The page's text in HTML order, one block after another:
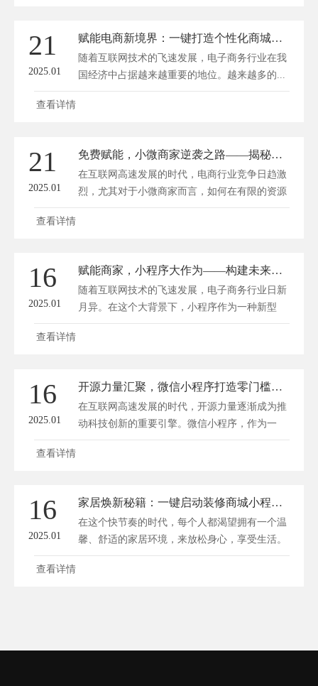
21
2025.01
赋能电商新境界：一键打造个性化商城小程序的秘密
随着互联网技术的飞速发展，电子商务行业在我
国经济中占据越来越重要的地位。越来越多的...
查看详情
21
2025.01
免费赋能，小微商家逆袭之路——揭秘零成本微商城小程序搭建秘籍
在互联网高速发展的时代，电商行业竞争日趋激
烈，尤其对于小微商家而言，如何在有限的资源
下...
查看详情
16
2025.01
赋能商家，小程序大作为——构建未来商城的迷你巨头
随着互联网技术的飞速发展，电子商务行业日新
月异。在这个大背景下，小程序作为一种新型
互...
查看详情
16
2025.01
开源力量汇聚，微信小程序打造零门槛购物新体验
在互联网高速发展的时代，开源力量逐渐成为推
动科技创新的重要引擎。微信小程序，作为一
款...
查看详情
16
2025.01
家居焕新秘籍：一键启动装修商城小程序，定制梦想家！
在这个快节奏的时代，每个人都渴望拥有一个温
馨、舒适的家居环境，来放松身心，享受生活。
然...
查看详情